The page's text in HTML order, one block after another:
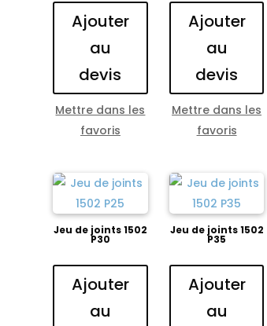
Ajouter
au
devis
Mettre dans les
favoris
Ajouter
au
devis
Mettre dans les
favoris
Jeu de joints 1502
P30
Ajouter
au
Jeu de joints 1502
P35
Ajouter
au